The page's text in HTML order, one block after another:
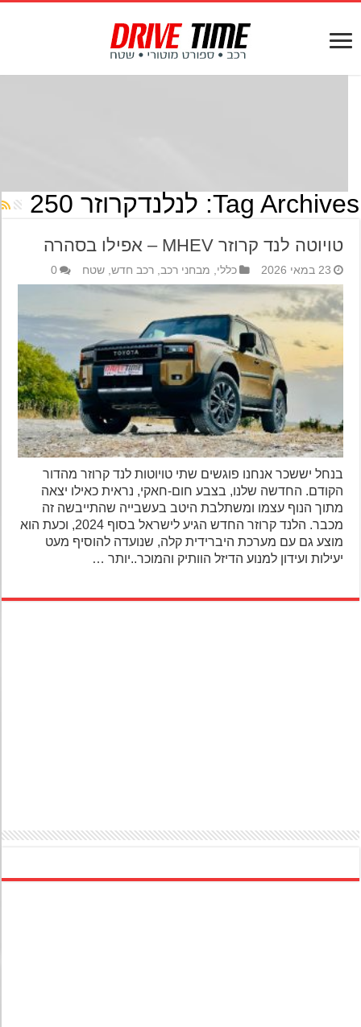
Tag לנלנדקרוזר 250
טויוטה לנד קרוזר MHEV – אפילו בסהרה
23 במאי 2026 כללי,מבחני רכב,רכב חדש,שטח 0
בנחל יששכר אנחנו פוגשים שתי טויוטות לנד קרוזר מהדור
הקודם. החדשה שלנו, בצבע חום-חאקי, נראית כאילו יצאה
מתוך הנוף עצמו ומשתלבת היטב בעשבייה שהתייבשה זה
מכבר. הלנד קרוזר החדש הגיע לישראל בסוף 2024, וכעת הוא
מוצע גם עם מערכת היברידית קלה, שנועדה להוסיף מעט
יעילות ועידון למנוע הדיזל הוותיק והמוכר..יותר …